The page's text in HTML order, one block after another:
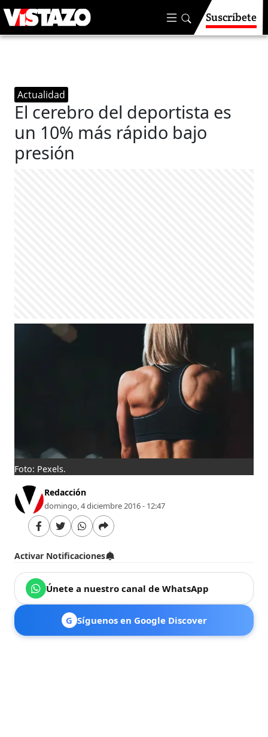
Suscríbete
Actualidad
El cerebro del deportista es
un 10% más rápido bajo
presión
Foto: Pexels.
Redacción
domingo, 4 diciembre 2016 - 12:47
Activar Notificaciones
Únete a nuestro canal de WhatsApp
G Síguenos en Google Discover